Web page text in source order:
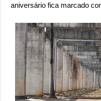
aniversário fica marcado